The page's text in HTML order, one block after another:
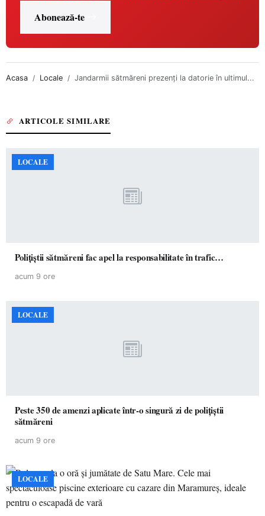
Abonează-te
Acasa Locale Jandarmii sătmăreni prezenți la datorie în ultimul...
ARTICOLE SIMILARE
LOCALE
Polițiștii sătmăreni fac apel la responsabilitate în trafic…
acum 9 ore
LOCALE
Peste 350 de amenzi aplicate într-o singură zi de polițiștii
sătmăreni
acum 9 ore
LOCALE